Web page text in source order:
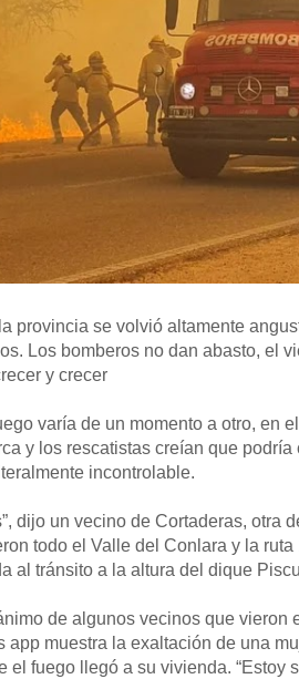
provincia se volvió altamente
Los bomberos no dan abasto, el
y crecer
varía de un momento a otro, en
y los rescatistas creían que
incontrolable.
dijo un vecino de Cortaderas, otra
todo el Valle del Conlara y la
al tránsito a la altura del dique
de algunos vecinos que vieron
app muestra la exaltación de una
el fuego llegó a su vivienda. “Estoy